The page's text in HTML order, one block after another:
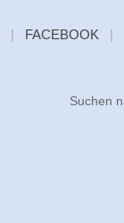
| FACEBOOK |